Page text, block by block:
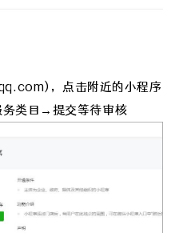
，点击附近的小程序
类目→提交等待审核